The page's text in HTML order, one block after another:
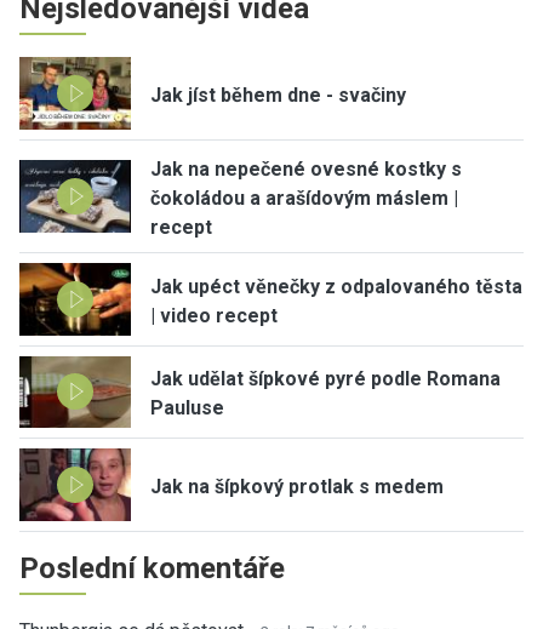
Nejsledovanější videa
Jak jíst během dne - svačiny
Jak na nepečené ovesné kostky s
čokoládou a arašídovým máslem |
recept
Jak upéct věnečky z odpalovaného těsta
| video recept
Jak udělat šípkové pyré podle Romana
Pauluse
Jak na šípkový protlak s medem
Poslední komentáře